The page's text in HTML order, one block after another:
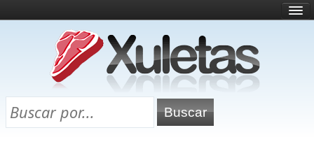
¿Qué es esto?
Directorio
Chuletas para exámenes